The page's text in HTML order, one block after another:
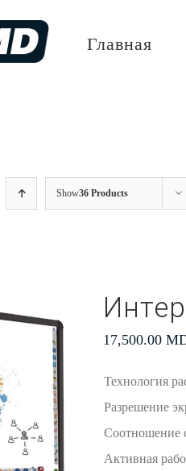
Главная
Show36 Products
17,500.00
Технология
Разрешение
Соотношение
Активная